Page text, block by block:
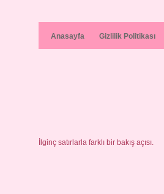
Anasayfa Gizlilik Politikası
İlginç satırlarla farklı bir bakış açısı.